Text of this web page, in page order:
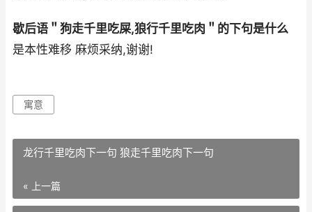
歇后语＂狗走千里吃屎,狼行千里吃肉＂的下句是什么
是本性难移 麻烦采纳,谢谢!
寓意
龙行千里吃肉下一句 狼走千里吃肉下一句
« 上一篇